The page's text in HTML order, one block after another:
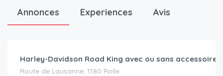
Annonces Experiences Avis
CHF109.00/jour
Harley-Davidson Road King avec ou sans accessoires
Route de Lausanne, 1180 Rolle